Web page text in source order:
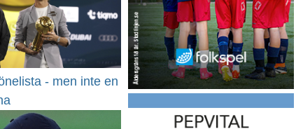
- men inte en